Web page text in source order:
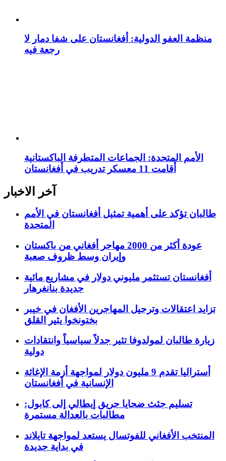
منظمة العفو الدولية: أفغانستان على شفا دمار لا
رجعة فيه
الأمم المتحدة: الجماعات المتطرفة الباكستانية
أقامت 11 معسكر تدريب في أفغانستان
آخر الاخبار
طالبان تؤكد على أهمية تمثيل أفغانستان في الأمم
المتحدة
عودة أكثر من 2000 مهاجر أفغاني من باكستان
وإيران وسط ظروف صعبة
أفغانستان تستثمر مليوني دولار في مشاريع مائية
جديدة بنانغرهار
تزايد اعتقالات وترحيل المهاجرين الأفغان في خيبر
بختونخوا يثير القلق
زيارة طالبان لمولدوفا تثير جدلاً سياسياً وانتقادات
دولية
أستراليا تقدم 9 مليون دولار لمواجهة أزمة الإغاثة
الإنسانية في أفغانستان
تسليم جثث ضحايا حريق إيطالي إلى كابول:
مطالبات بالعدالة مستمرة
المنتخب الأفغاني للفوتسال يستعد لمواجهة تايلاند
في بداية جديدة